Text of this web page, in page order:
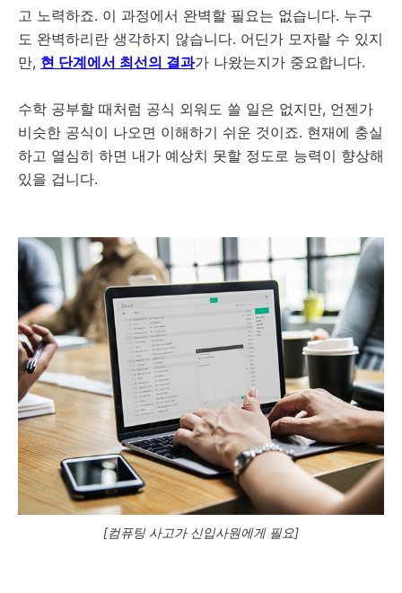
고 노력하죠. 이 과정에서 완벽할 필요는 없습니다. 누구
도 완벽하리란 생각하지 않습니다. 어딘가 모자랄 수 있지
만, 현 단계에서 최선의 결과가 나왔는지가 중요합니다.
수학 공부할 때처럼 공식 외워도 쓸 일은 없지만, 언젠가
비슷한 공식이 나오면 이해하기 쉬운 것이죠. 현재에 충실
하고 열심히 하면 내가 예상치 못할 정도로 능력이 향상해
있을 겁니다.
[컴퓨팅 사고가 신입사원에게 필요]